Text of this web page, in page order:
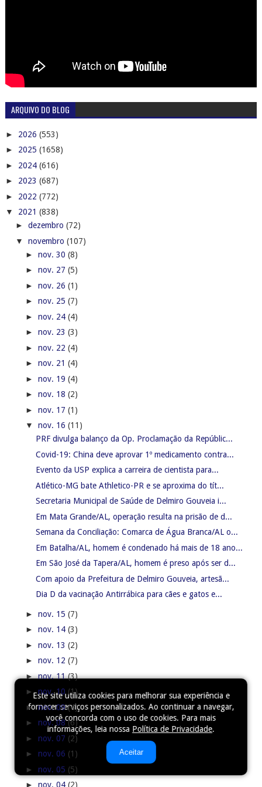
Este site utiliza cookies para melhorar sua experiência e
fornecer serviços personalizados. Ao continuar a navegar,
você concorda com o uso de cookies. Para mais
informações, leia nossa Política de Privacidade.
Aceitar
ARQUIVO DO BLOG
► 2026 (553)
► 2025 (1658)
► 2024 (616)
► 2023 (687)
► 2022 (772)
▼ 2021 (838)
► dezembro (72)
▼ novembro (107)
► nov. 30 (8)
► nov. 27 (5)
► nov. 26 (1)
► nov. 25 (7)
► nov. 24 (4)
► nov. 23 (3)
► nov. 22 (4)
► nov. 21 (4)
► nov. 19 (4)
► nov. 18 (2)
► nov. 17 (1)
▼ nov. 16 (11)
PRF divulga balanço da Op. Proclamação da Repúblic...
Covid-19: China deve aprovar 1º medicamento contra...
Evento da USP explica a carreira de cientista para...
Atlético-MG bate Athletico-PR e se aproxima do tít...
Secretaria Municipal de Saúde de Delmiro Gouveia i...
Em Mata Grande/AL, operação resulta na prisão de d...
Semana da Conciliação: Comarca de Água Branca/AL o...
Em Batalha/AL, homem é condenado há mais de 18 ano...
Em São José da Tapera/AL, homem é preso após ser d...
Com apoio da Prefeitura de Delmiro Gouveia, artesã...
Dia D da vacinação Antirrábica para cães e gatos e...
► nov. 15 (7)
► nov. 14 (3)
► nov. 13 (2)
► nov. 12 (7)
►nov. 11(3)
►nov. 10 (1)
►nov. 09(4)
► nov. 08(6)
► nov. 07 (2)
► nov. 06 (1)
► nov. 05 (5)
► nov. 04 (2)